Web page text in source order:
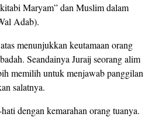
Maryam” dan Muslim dalam
Adab).
menunjukkan keutamaan orang
Seandainya Juraij seorang alim
memilih untuk menjawab panggilan
salatnya.
dengan kemarahan orang tuanya.